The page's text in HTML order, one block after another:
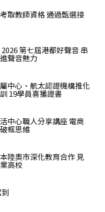
取教師資格 通過甄選接
第七屆港都好聲音 串
聲音魅力
中心、航太認證機構推化
19學員喜獲證書
中心職人分享講座 電商
框思維
陸奧市深化教育合作 見
高校